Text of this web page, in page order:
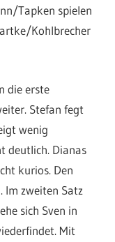
Tapken spielen
Kohlbrecher
die erste
Stefan fegt
wenig
deutlich. Dianas
kurios. Den
Im zweiten Satz
sich Sven in
Mit